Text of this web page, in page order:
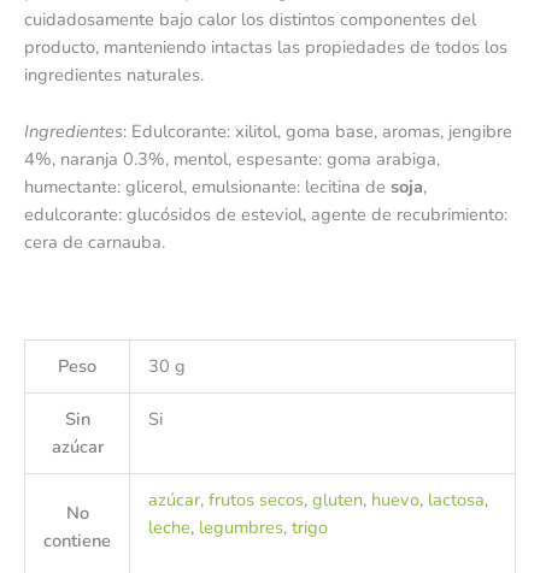
cuidadosamente bajo calor los distintos componentes del
producto, manteniendo intactas las propiedades de todos los
ingredientes naturales.
Ingredientes: Edulcorante: xilitol, goma base, aromas, jengibre
4%, naranja 0.3%, mentol, espesante: goma arabiga,
humectante: glicerol, emulsionante: lecitina de soja,
edulcorante: glucósidos de esteviol, agente de recubrimiento:
cera de carnauba.
Peso 30 g
Sin
azúcar
Si
No
contiene
azúcar, frutos secos, gluten, huevo, lactosa,
leche, legumbres, trigo